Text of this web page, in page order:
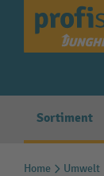
Zur
Sortiment
Home Umwelt